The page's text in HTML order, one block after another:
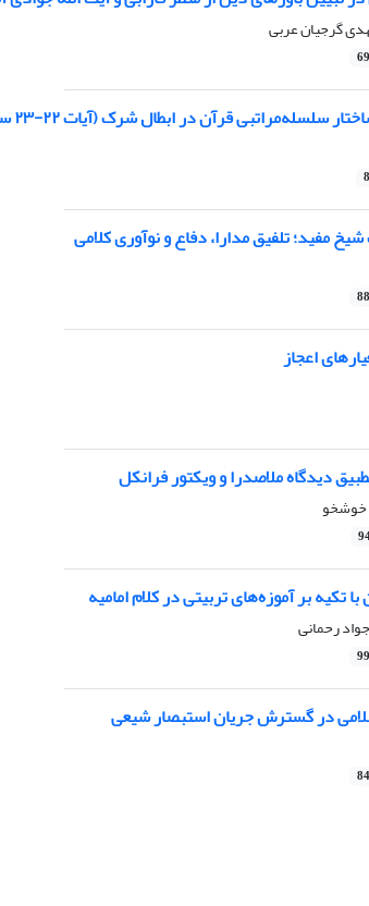
گرجیان عربی
قرآن در ابطال شرک (آیات ۲۲-۲۳ سورۀ سبأ)
مفید؛ تلفیق مدارا، دفاع و نوآوری کلامی
اعجاز
دیدگاه‌ ملاصدرا و ویکتور فرانکل
خوشخو
بر آموزه‌های تربیتی در کلام امامیه
رحمانی
در گسترش جریان استبصار شیعی